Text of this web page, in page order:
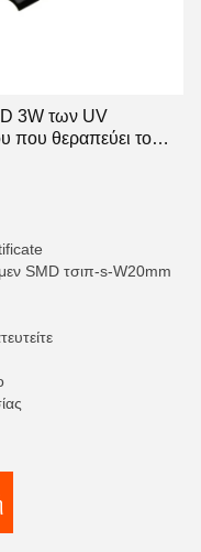
3W των UV
που θεραπεύει το
SMD τσιπ-s-W20mm